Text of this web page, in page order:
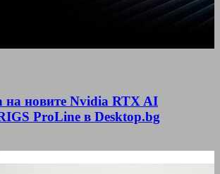
на новите Nvidia RTX AI
ProLine в Desktop.bg